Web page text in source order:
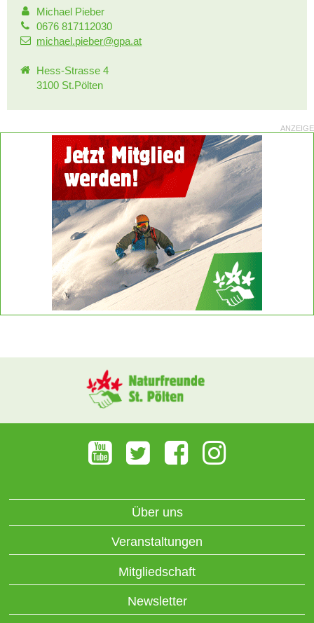
Michael Pieber
0676 817112030
michael.pieber@gpa.at
Hess-Strasse 4
3100 St.Pölten
ANZEIGE
Über uns
Veranstaltungen
Mitgliedschaft
Newsletter